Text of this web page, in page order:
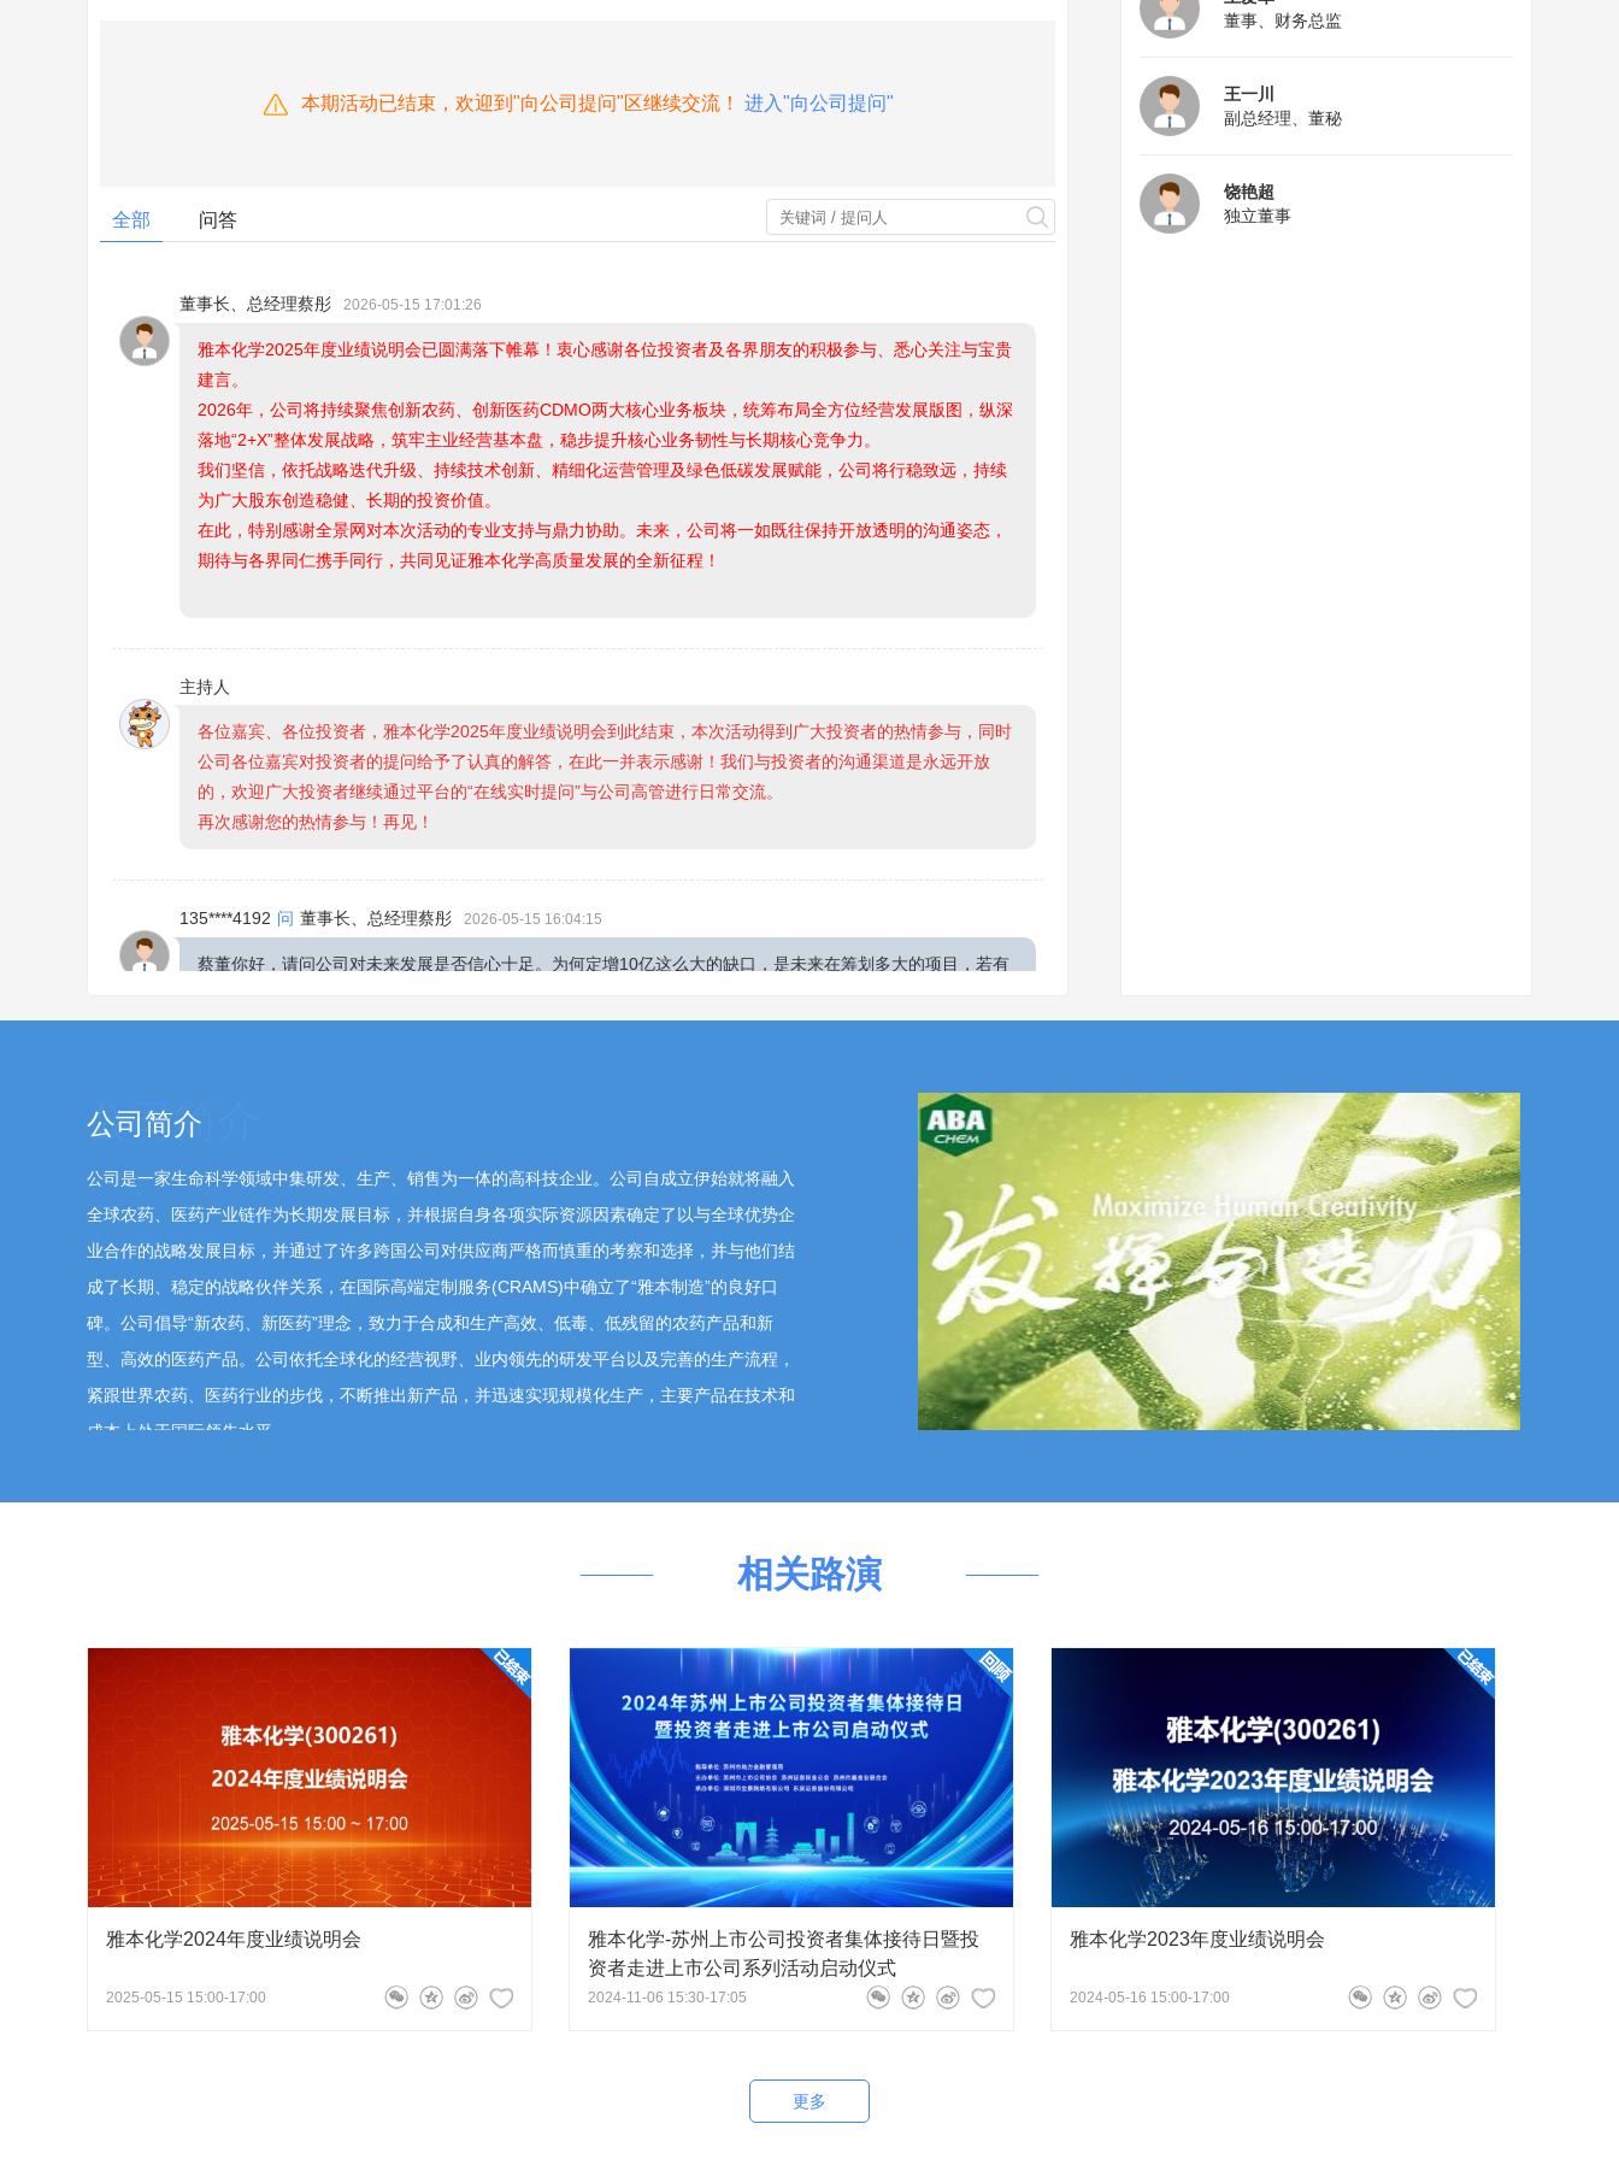
本期活动已结束，欢迎到"向公司提问"区继续交流！ 进入"向公司提问"
全部 问答
董事长、总经理蔡彤 2026-05-15 17:01:26
雅本化学2025年度业绩说明会已圆满落下帷幕！衷心感谢各位投资者及各界朋友的积极参与、悉心关注与宝贵
建言。
2026年，公司将持续聚焦创新农药、创新医药CDMO两大核心业务板块，统筹布局全方位经营发展版图，纵深
落地“2+X”整体发展战略，筑牢主业经营基本盘，稳步提升核心业务韧性与长期核心竞争力。
我们坚信，依托战略迭代升级、持续技术创新、精细化运营管理及绿色低碳发展赋能，公司将行稳致远，持续
为广大股东创造稳健、长期的投资价值。
在此，特别感谢全景网对本次活动的专业支持与鼎力协助。未来，公司将一如既往保持开放透明的沟通姿态，
期待与各界同仁携手同行，共同见证雅本化学高质量发展的全新征程！
主持人
各位嘉宾、各位投资者，雅本化学2025年度业绩说明会到此结束，本次活动得到广大投资者的热情参与，同时
公司各位嘉宾对投资者的提问给予了认真的解答，在此一并表示感谢！我们与投资者的沟通渠道是永远开放
的，欢迎广大投资者继续通过平台的“在线实时提问”与公司高管进行日常交流。
再次感谢您的热情参与！再见！
135****4192 问 董事长、总经理蔡彤 2026-05-15 16:04:15
蔡董你好，请问公司对未来发展是否信心十足。为何定增10亿这么大的缺口，是未来在筹划多大的项目，若有
尊敬的投资者，您好！我对公司未来发展充满信心。农药、医药CDMO行业潜力大，公司多年客户积累优势显
著，能力建设的成果使得公司具备参与全球竞争的能力。个人认购基于综合考量，包括提振士气、彰显信心以
蔡董，请问为何这次一季报统计逻辑和以往季度那么不同，就比如公司基建仓库之类都登记，还比如一季度预
付款为何如此高，是订单很满嘛？
2026-05-15 16:54:58 董事长、总经理蔡彤
尊敬的投资者，您好！公司定期报告按照企业会计准则的规定编制。关于订单和业务实施的情况，您可以持续
公司和恒瑞医药公司结构合作后。是否有什么项目开展加紧联系，恒瑞获得大订单，是否对公司有业务方面提
2026-05-15 16:53:26 董事长、总经理蔡彤
尊敬的投资者，您好！公司高度重视维系与深化头部医药客户的合作关系。公司与恒瑞医药的合作模式为
CDMO模式，覆盖恒瑞医药从临床前到商业化生产的各个阶段。双方的合作包括早期临床前的分析工作，也涵
盖I期、II期、III期临床阶段的项目，以及刚刚获批上市和上市后的相关项目。目前在研项目维持在20个左右，
部分早研、临床期项目阶段性结束，新老项目滚动实施。
135****4192 问 副总经理、董秘王一川 2026-05-15 16:10:35
2026-05-15 16:29:52 董事长、总经理蔡彤
尊敬的投资者，您好！公司2025年度农化业务收入同比提升。鉴于公司已与全球部分农化龙头企业建立了长
董事、财务总监
王一川
副总经理、董秘
饶艳超
独立董事
公司简介
公司是一家生命科学领域中集研发、生产、销售为一体的高科技企业。公司自成立伊始就将融入
全球农药、医药产业链作为长期发展目标，并根据自身各项实际资源因素确定了以与全球优势企
业合作的战略发展目标，并通过了许多跨国公司对供应商严格而慎重的考察和选择，并与他们结
成了长期、稳定的战略伙伴关系，在国际高端定制服务(CRAMS)中确立了“雅本制造”的良好口
碑。公司倡导“新农药、新医药”理念，致力于合成和生产高效、低毒、低残留的农药产品和新
型、高效的医药产品。公司依托全球化的经营视野、业内领先的研发平台以及完善的生产流程，
紧跟世界农药、医药行业的步伐，不断推出新产品，并迅速实现规模化生产，主要产品在技术和
成本上处于国际领先水平。
相关路演
雅本化学2024年度业绩说明会
2025-05-15 15:00-17:00
雅本化学-苏州上市公司投资者集体接待日暨投
资者走进上市公司系列活动启动仪式
2024-11-06 15:30-17:05
雅本化学2023年度业绩说明会
2024-05-16 15:00-17:00
更多